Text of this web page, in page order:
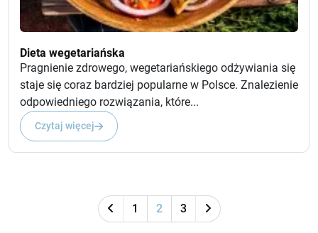
Dieta wegetariańska
Pragnienie zdrowego, wegetariańskiego odżywiania się
staje się coraz bardziej popularne w Polsce. Znalezienie
odpowiedniego rozwiązania, które...
Czytaj więcej
1 2 3